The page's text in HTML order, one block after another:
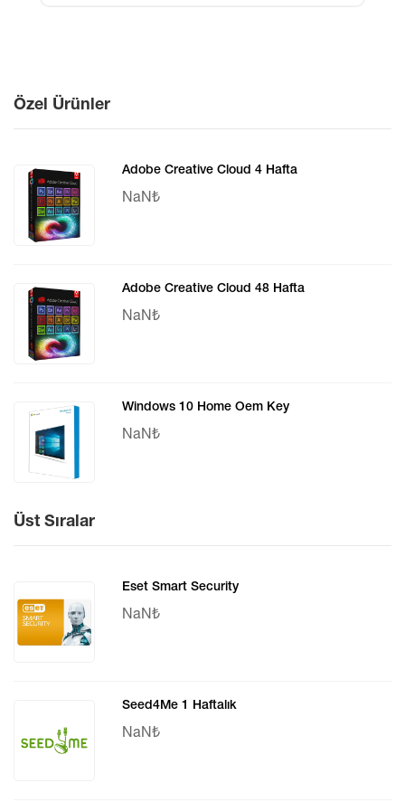
Özel Ürünler
Adobe Creative Cloud 4 Hafta
NaN₺
Adobe Creative Cloud 48 Hafta
NaN₺
Windows 10 Home Oem Key
NaN₺
Üst Sıralar
Eset Smart Security
NaN₺
Seed4Me 1 Haftalık
NaN₺